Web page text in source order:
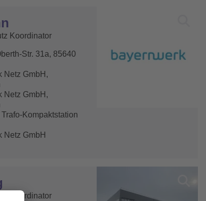
Koordinator
Str. 31a, 85640
Netz GmbH,
Netz GmbH,
Kompaktstation
Netz GmbH
Koordinator